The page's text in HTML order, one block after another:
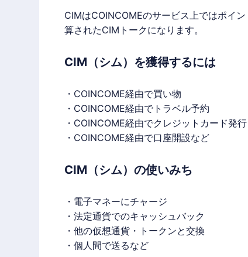
CIMはCOINCOMEのサービス上ではポイ
算されたCIMトークになります。
CIM（シム）を獲得するには
・ COINCOME経由で買い物
・ COINCOME経由でトラベル予約
・ COINCOME経由でクレジットカード発行
・ COINCOME経由で口座開設など
CIM（シム）の使いみち
・電子マネーにチャージ
・法定通貨でのキャッシュバック
・他の仮想通貨・トークンと交換
・個人間で送るなど